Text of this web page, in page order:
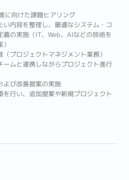
に向けた課題ヒアリング
い内容を整理し、最適なシステム・コ
義の実施（IT、Web、AIなどの技術を
プロジェクトマネジメント業務）
ームと連携しながらプロジェクト進行
よび改善提案の実施
を行い、追加提案や新規プロジェクト